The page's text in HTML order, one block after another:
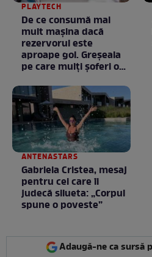
PLAYTECH
De ce consumă mai
mult mașina dacă
rezervorul este
aproape gol. Greșeala
pe care mulți șoferi o
ANTENASTARS
Gabriela Cristea, mesaj
pentru cei care îi
judecă silueta: „Corpul
spune o poveste”
Adaugă-ne ca sursă